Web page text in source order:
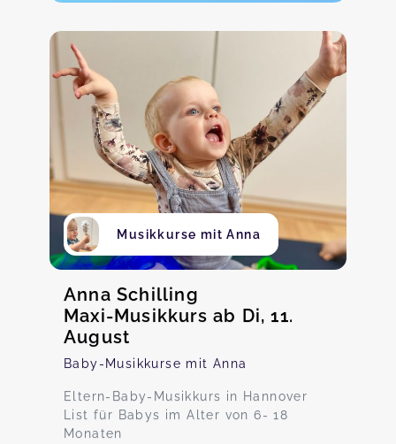
Musikkurse mit Anna
Anna Schilling
Maxi-Musikkurs ab Di, 11.
August
Baby-Musikkurse mit Anna
Eltern-Baby-Musikkurs in Hannover
List für Babys im Alter von 6- 18
Monaten